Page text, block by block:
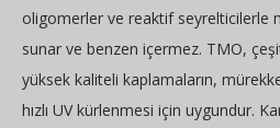
oligomerler ve reaktif seyrelticilerle
sunar ve benzen içermez. TMO,
yüksek kaliteli kaplamaların,
hızlı UV kürlenmesi için uygundur.